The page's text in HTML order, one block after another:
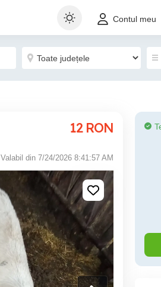
Contul meu
12 RON
Valabil din 7/24/2026 8:41:57 AM